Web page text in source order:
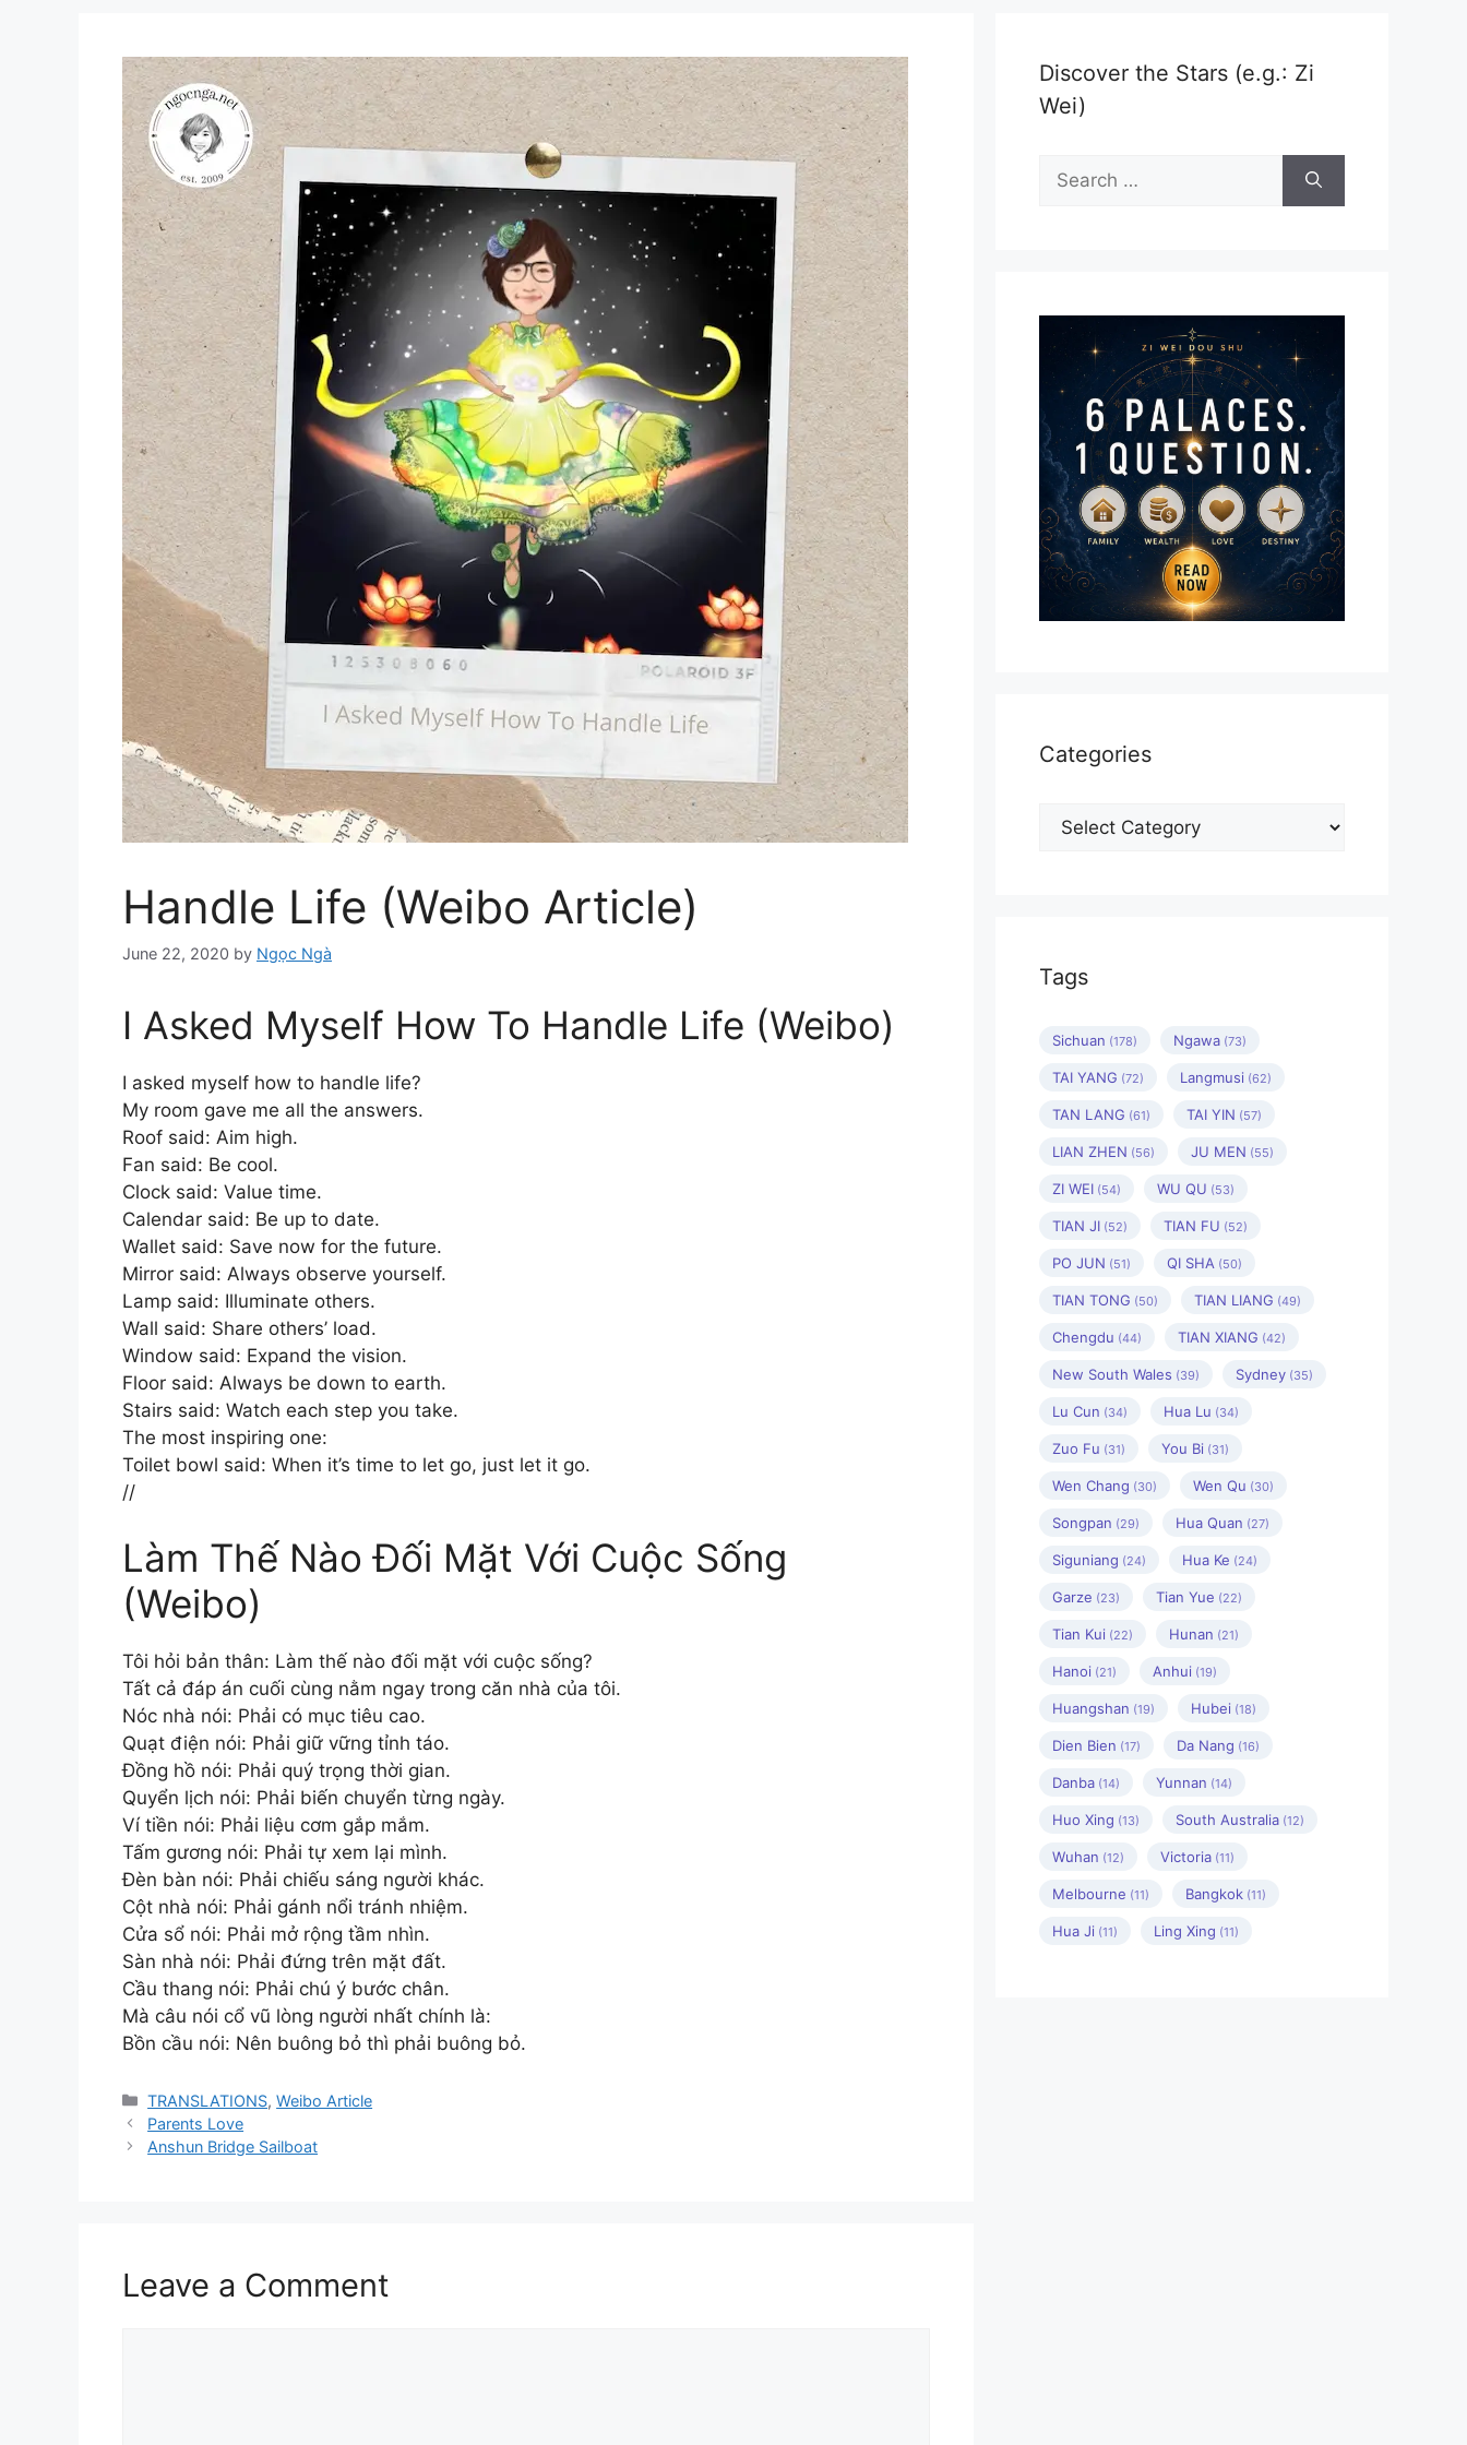
Handle Life (Weibo Article)
June 22, 2020 by Ngọc Ngà
I Asked Myself How To Handle Life (Weibo)
I asked myself how to handle life?
My room gave me all the answers.
Roof said: Aim high.
Fan said: Be cool.
Clock said: Value time.
Calendar said: Be up to date.
Wallet said: Save now for the future.
Mirror said: Always observe yourself.
Lamp said: Illuminate others.
Wall said: Share others’ load.
Window said: Expand the vision.
Floor said: Always be down to earth.
Stairs said: Watch each step you take.
The most inspiring one:
Toilet bowl said: When it’s time to let go, just let it go.
//
Làm Thế Nào Đối Mặt Với Cuộc Sống
(Weibo)
Tôi hỏi bản thân: Làm thế nào đối mặt với cuộc sống?
Tất cả đáp án cuối cùng nằm ngay trong căn nhà của tôi.
Nóc nhà nói: Phải có mục tiêu cao.
Quạt điện nói: Phải giữ vững tỉnh táo.
Đồng hồ nói: Phải quý trọng thời gian.
Quyển lịch nói: Phải biến chuyển từng ngày.
Ví tiền nói: Phải liệu cơm gắp mắm.
Tấm gương nói: Phải tự xem lại mình.
Đèn bàn nói: Phải chiếu sáng người khác.
Cột nhà nói: Phải gánh nổi tránh nhiệm.
Cửa sổ nói: Phải mở rộng tầm nhìn.
Sàn nhà nói: Phải đứng trên mặt đất.
Cầu thang nói: Phải chú ý bước chân.
Mà câu nói cổ vũ lòng người nhất chính là:
Bồn cầu nói: Nên buông bỏ thì phải buông bỏ.
Categories
TRANSLATIONS,Weibo Article
Parents Love
Anshun Bridge Sailboat
Leave a Comment
Discover the Stars (e.g.: Zi
Wei)
Search
for:
Categories
Categories
Tags
Sichuan (178) Ngawa (73)
TAI YANG (72) Langmusi (62)
TAN LANG (61) TAI YIN (57)
LIAN ZHEN (56) JU MEN (55)
ZI WEI (54) WU QU (53)
TIAN JI (52) TIAN FU (52)
PO JUN (51) QI SHA (50)
TIAN TONG (50) TIAN LIANG (49)
Chengdu (44) TIAN XIANG (42)
New South Wales (39) Sydney (35)
Lu Cun (34) Hua Lu (34)
Zuo Fu (31) You Bi (31)
Wen Chang (30) Wen Qu (30)
Songpan (29) Hua Quan (27)
Siguniang (24) Hua Ke (24)
Garze (23) Tian Yue (22)
Tian Kui (22) Hunan (21)
Hanoi (21) Anhui (19)
Huangshan (19) Hubei (18)
Dien Bien (17) Da Nang (16)
Danba (14) Yunnan (14)
Huo Xing (13) South Australia (12)
Wuhan (12) Victoria (11)
Melbourne (11) Bangkok (11)
Hua Ji (11) Ling Xing (11)